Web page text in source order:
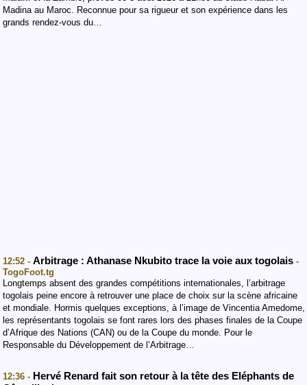
Madina au Maroc. Reconnue pour sa rigueur et son expérience dans les
grands rendez-vous du…
12:52 - Arbitrage : Athanase Nkubito trace la voie aux togolais -
TogoFoot.tg
Longtemps absent des grandes compétitions internationales, l’arbitrage
togolais peine encore à retrouver une place de choix sur la scène africaine
et mondiale. Hormis quelques exceptions, à l’image de Vincentia Amedome,
les représentants togolais se font rares lors des phases finales de la Coupe
d’Afrique des Nations (CAN) ou de la Coupe du monde. Pour le
Responsable du Développement de l’Arbitrage…
12:36 - Hervé Renard fait son retour à la tête des Eléphants de